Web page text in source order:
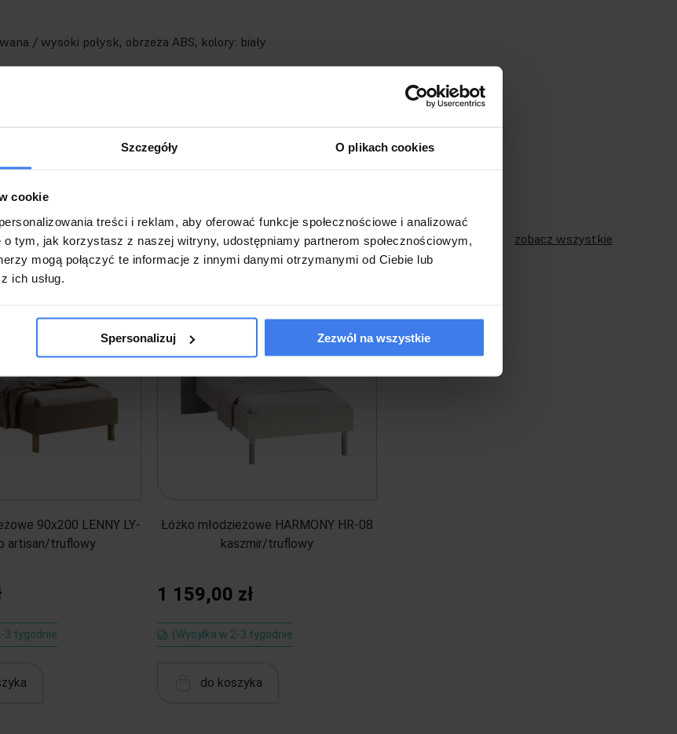
Szczegóły O plikach cookies
cookie
treści i reklam, aby oferować funkcje społecznościowe i analizować
tym, jak korzystasz z naszej witryny, udostępniamy partnerom społecznościowym,
mogą połączyć te informacje z innymi danymi otrzymanymi od Ciebie lub
ich usług.
Spersonalizuj Zezwól na wszystkie
/ wysoki połysk, obrzeża ABS, kolory: biały
LIMA stelaż-90
produkty z tej kategorii zobacz wszystkie
90x200 LENNY LY-
artisan/truflowy
3 tygodnie
Łóżko młodzieżowe HARMONY HR-08
kaszmir/truflowy
1 159,00 zł
{Wysyłka w 2-3 tygodnie
do koszyka